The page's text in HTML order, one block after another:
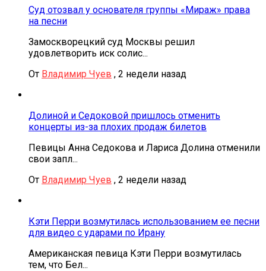
Суд отозвал у основателя группы «Мираж» права
на песни
Замоскворецкий суд Москвы решил
удовлетворить иск солис...
От Владимир Чуев , 2 недели назад
Долиной и Седоковой пришлось отменить
концерты из-за плохих продаж билетов
Певицы Анна Седокова и Лариса Долина отменили
свои запл...
От Владимир Чуев , 2 недели назад
Кэти Перри возмутилась использованием ее песни
для видео с ударами по Ирану
Американская певица Кэти Перри возмутилась
тем, что Бел...